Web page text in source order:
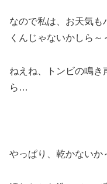
なので私は、お天気
くんじゃないかしら～
ねえね、トンビの鳴き
ら…
やっぱり、乾かないか